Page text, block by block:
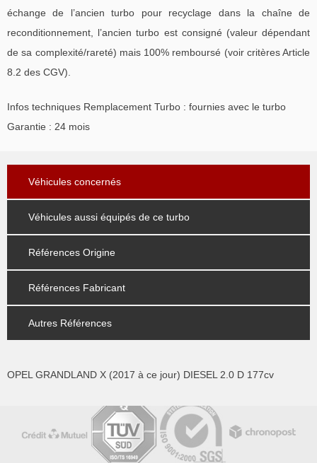
échange de l’ancien turbo pour recyclage dans la chaîne de
reconditionnement, l’ancien turbo est consigné (valeur dépendant
de sa complexité/rareté) mais 100% remboursé (voir critères Article
8.2 des CGV).
Infos techniques Remplacement Turbo : fournies avec le turbo
Garantie : 24 mois
Véhicules concernés
Véhicules aussi équipés de ce turbo
Références Origine
Références Fabricant
Autres Références
OPEL GRANDLAND X (2017 à ce jour) DIESEL 2.0 D 177cv